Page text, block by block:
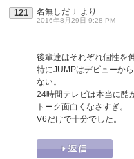
121 名無しだＪ より
2016年8月29日 9:28 PM
後輩達はそれぞれ個性を
特にJUMPはデビューか
ない。
24時間テレビは本当に酷
トーク面白くなさすぎ。
V6だけで十分でした。